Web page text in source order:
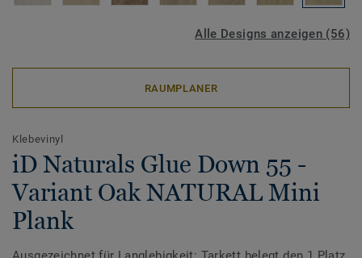
Alle Designs anzeigen (56)
RAUMPLANER
Klebevinyl
iD Naturals Glue Down 55 -
Variant Oak NATURAL Mini
Plank